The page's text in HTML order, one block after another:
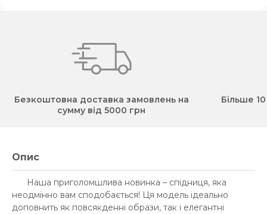
Безкоштовна доставка замовлень на
сумму від 5000 грн
Більше
Опис
Наша приголомшлива новинка – спідниця, яка
неодмінно вам сподобається! Ця модель ідеально
доповнить як повсякденні образи, так і елегантні